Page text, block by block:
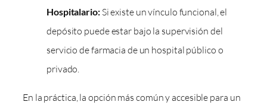
Hospitalario:Si existe un vínculo funcional, el
depósito puede estar bajo la supervisión del
servicio de farmacia de un hospital público o
privado.
En la práctica, la opción más común y accesible para un